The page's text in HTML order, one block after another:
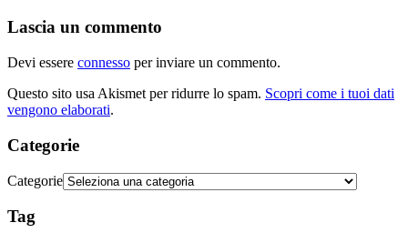
Lascia un commento
Devi essere connesso per inviare un commento.
Questo sito usa Akismet per ridurre lo spam. Scopri come i tuoi dati
vengono elaborati.
Categorie
Categorie
Tag